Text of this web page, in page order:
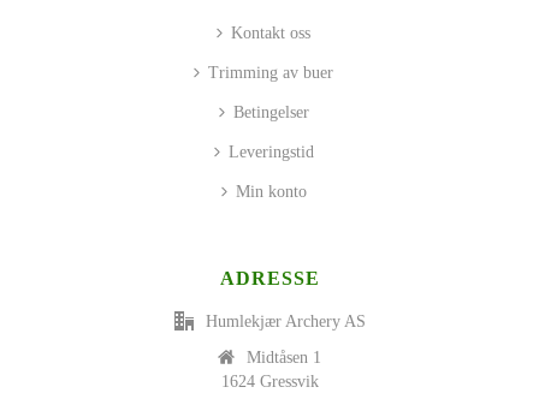
Kontakt oss
Trimming av buer
Betingelser
Leveringstid
Min konto
ADRESSE
Humlekjær Archery AS
Midtåsen 1
1624 Gressvik